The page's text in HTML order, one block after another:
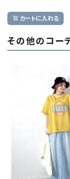
カートに入れる
その他のコー